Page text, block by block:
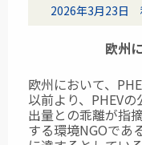
2026年3月23日
欧州
欧州において、
以前より、PHEVの
出量との乖離が指
する環境NGOであ